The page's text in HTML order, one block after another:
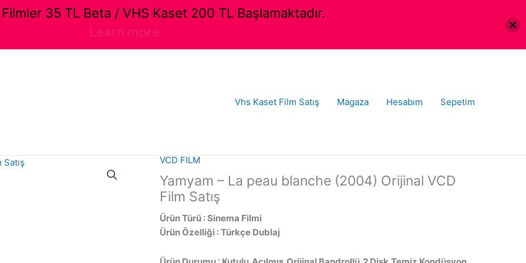
Vhs Kaset Film Satış Magaza Hesabım Sepetim
VCD FILM
Yamyam – La peau blanche (2004) Orijinal VCD
Film Satış
Ürün Türü : Sinema Filmi
Ürün Özelliği : Türkçe Dublaj
35 TL Beta / VHS Kaset 200 TL Başlamaktadır.
Learn more